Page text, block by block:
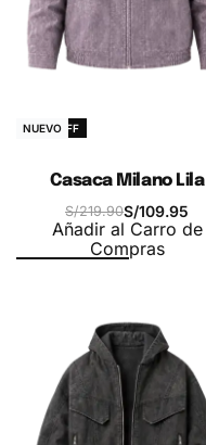
-50% OFF
NUEVO
Casaca Milano Lila
S/219.90S/109.95
Añadir al Carro de
Compras